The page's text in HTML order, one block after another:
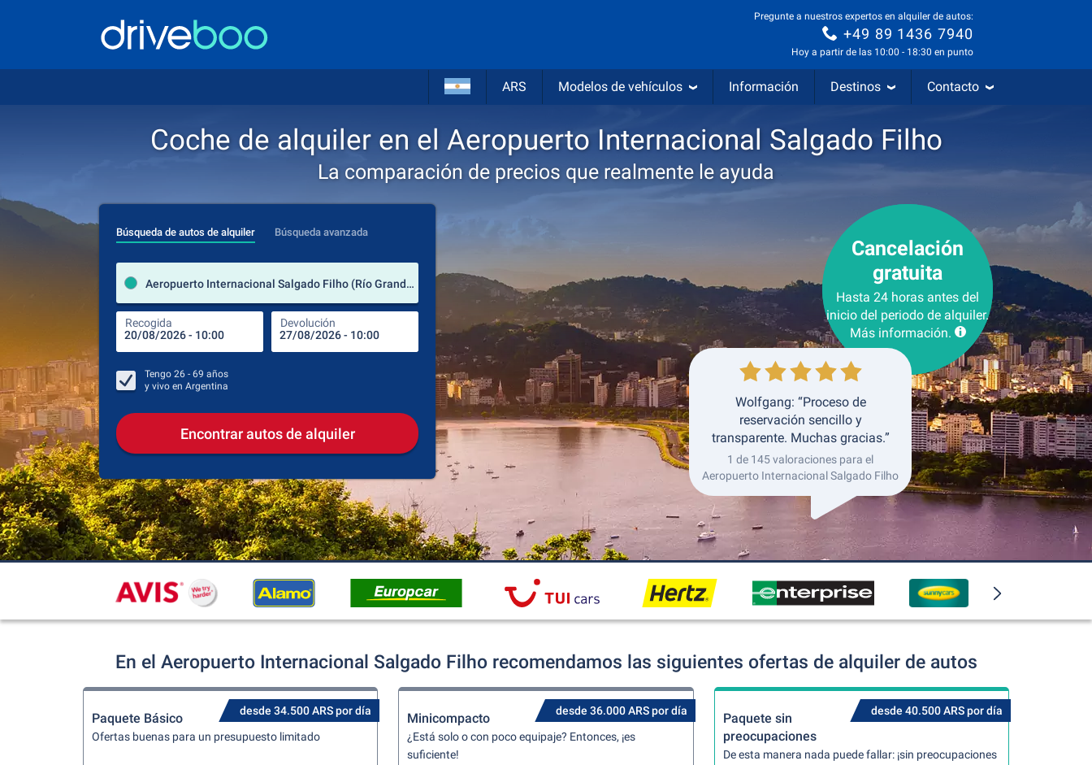
Pregunte a nuestros expertos en alquiler de autos:
+49 89 1436 7940
Hoy a partir de las 10:00 - 18:30 en punto
ARS Modelos de vehículos Información Destinos Contacto
Coche de alquiler en el Aeropuerto Internacional Salgado Filho
La comparación de precios que realmente le ayuda
Búsqueda de autos de alquiler Búsqueda avanzada
Aeropuerto Internacional Salgado Filho (Río Grande del Sur / Brasil)
Recogida Devolución
lugar de alquiler
Lugar de devolución
Recogida Devolución
Tengo 26 - 69 años
y vivo en Argentina
Encontrar autos de alquiler
Cancelación
gratuita
Hasta 24 horas antes del
inicio del periodo de alquiler.
Más información.
Wolfgang: “Proceso de
reservación sencillo y
transparente. Muchas gracias.”
1 de 145 valoraciones para el
Aeropuerto Internacional Salgado Filho
En el Aeropuerto Internacional Salgado Filho recomendamos las siguientes ofertas de alquiler de autos
desde 34.500 ARS por día
Paquete Básico
Ofertas buenas para un presupuesto limitado
desde 36.000 ARS por día
Minicompacto
¿Está solo o con poco equipaje? Entonces, ¡es
suficiente!
desde 40.500 ARS por día
Paquete sin
preocupaciones
De esta manera nada puede fallar: ¡sin preocupaciones